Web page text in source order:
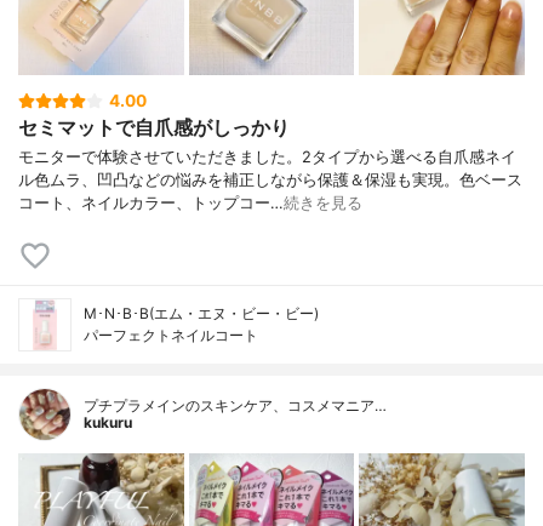
4.00
セミマットで自爪感がしっかり
モニターで体験させていただきました。2タイプから選べる自爪感ネイ
ル色ムラ、凹凸などの悩みを補正しながら保護＆保湿も実現。色ベース
コート、ネイルカラー、トップコー…続きを見る
M･N･B･B(エム・エヌ・ビー・ビー)
パーフェクトネイルコート
プチプラメインのスキンケア、コスメマニア…
kukuru